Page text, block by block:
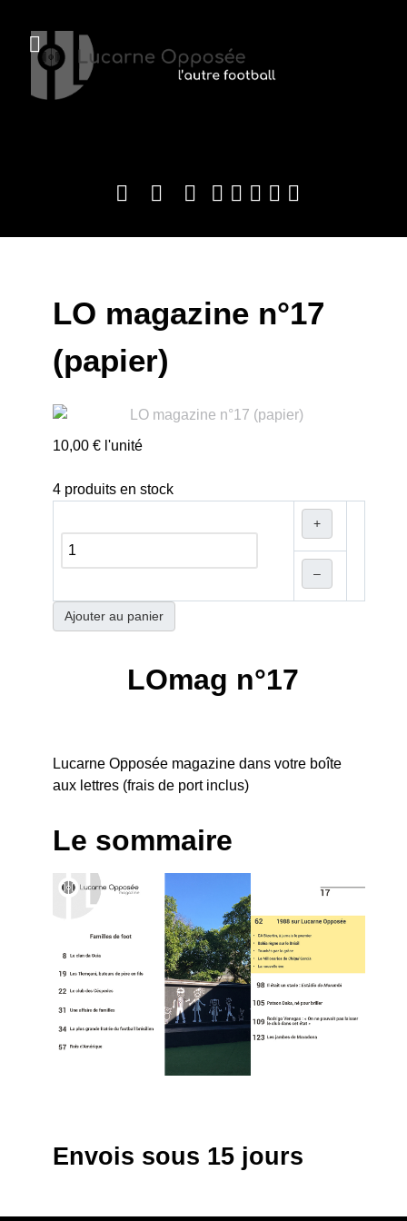
LO magazine n°17
(papier)
10,00 € l'unité
4 produits en stock
+
–
Ajouter au panier
LOmag n°17
Lucarne Opposée magazine dans votre boîte
aux lettres (frais de port inclus)
Le sommaire
Envois sous 15 jours